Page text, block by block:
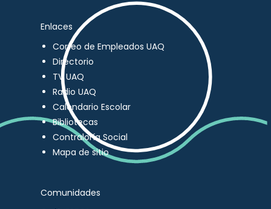
Enlaces
Correo de Empleados UAQ
Directorio
TV UAQ
Radio UAQ
Calendario Escolar
Bibliotecas
Contraloría Social
Mapa de sitio
Comunidades